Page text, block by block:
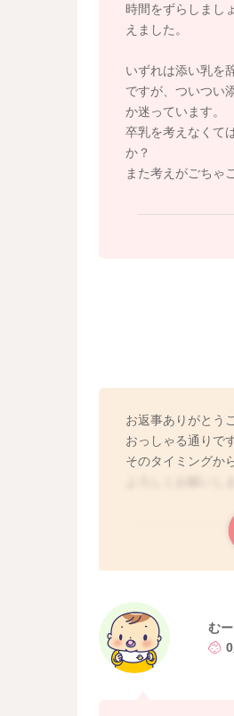
・夜間はトントン
▷そうですね。
発育次第ですが、
・11月の最初の週
での寝かしつけを
▷その方が気が楽
時間をずらしまし
えました。
いずれは添い乳を
ですが、ついつい
か迷っています。
卒乳を考えなくて
か？
また考えがごちゃ
お返事ありがとう
おっしゃる通りで
そのタイミングか
むー